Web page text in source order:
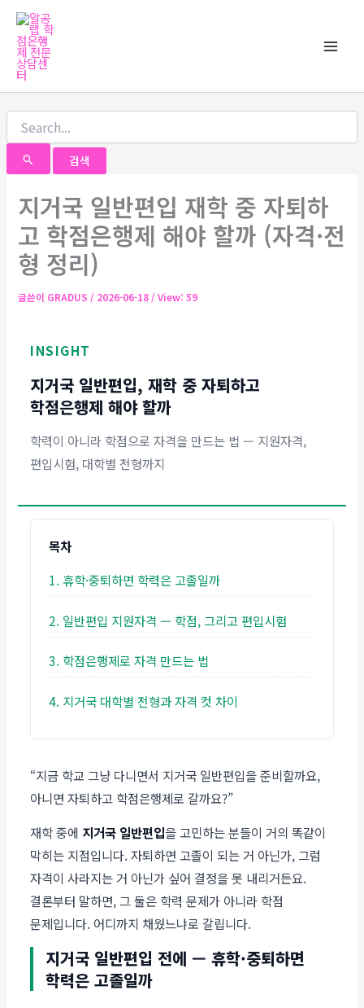
기
지거국 일반편입 재학 중 자퇴하
고 학점은행제 해야 할까 (자격·전
형 정리)
글쓴이 GRADUS / 2026-06-18 / View: 59
INSIGHT
지거국 일반편입, 재학 중 자퇴하고
학점은행제 해야 할까
학력이 아니라 학점으로 자격을 만드는 법 — 지원자격,
편입시험, 대학별 전형까지
목차
1. 휴학·중퇴하면 학력은 고졸일까
2. 일반편입 지원자격 — 학점, 그리고 편입시험
3. 학점은행제로 자격 만드는 법
4. 지거국 대학별 전형과 자격 컷 차이
“지금 학교 그냥 다니면서 지거국 일반편입을 준비할까요,
아니면 자퇴하고 학점은행제로 갈까요?”
재학 중에 지거국 일반편입을 고민하는 분들이 거의 똑같이
막히는 지점입니다. 자퇴하면 고졸이 되는 거 아닌가, 그럼
자격이 사라지는 거 아닌가 싶어 결정을 못 내리거든요.
결론부터 말하면, 그 둘은 학력 문제가 아니라 학점
문제입니다. 어디까지 채웠느냐로 갈립니다.
지거국 일반편입 전에 — 휴학·중퇴하면
학력은 고졸일까